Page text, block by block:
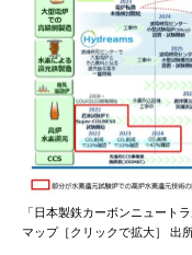
「日本製鉄カーボンニュート
マップ［クリックで拡大］ 出